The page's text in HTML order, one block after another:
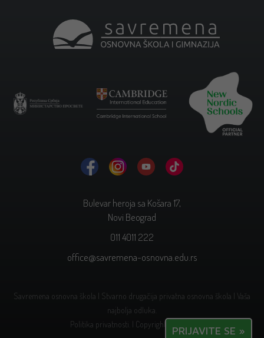
Bulevar heroja sa Košara 17,
Novi Beograd
011 4011 222
office@savremena-osnovna.edu.rs
Savremena osnovna škola | Stvarno drugačija privatna osnovna škola | Vaša
najbolja odluka.
Politika privatnosti. | Copyright © 2026.
PRIJAVITE SE »